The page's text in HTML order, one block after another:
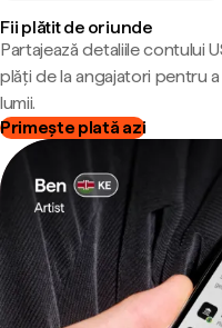
Fii plătit de oriunde
Partajează detaliile contului
plăți de la angajatori pentru
lumii.
Primește plată azi